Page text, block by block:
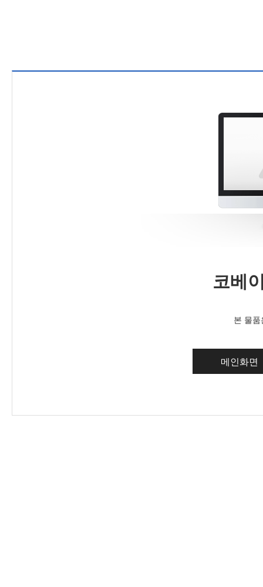
코베
본 물
메인화면